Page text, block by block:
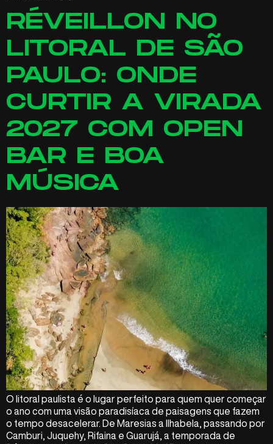
RÉVEILLON NO
LITORAL DE SÃO
PAULO: ONDE
CURTIR A VIRADA
2027 COM OPEN
BAR E BOA
MÚSICA
O litoral paulista é o lugar perfeito para quem quer começar
o ano com uma visão paradisíaca de paisagens que fazem
o tempo desacelerar. De Maresias a Ilhabela, passando por
Camburi, Juquehy, Rifaina e Guarujá, a temporada de